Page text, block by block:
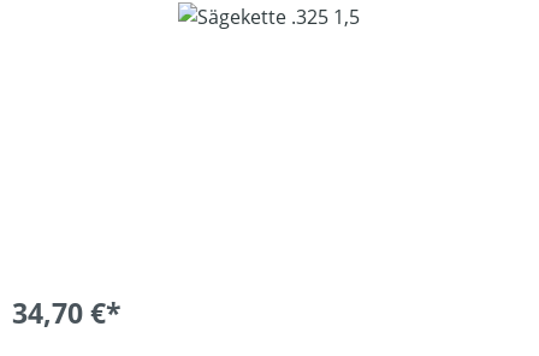
Bildergalerie überspringen
34,70 €*